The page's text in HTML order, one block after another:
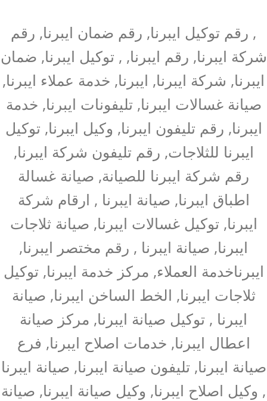
, رقم توكيل ايبرنا, رقم ضمان ايبرنا, رقم
شركة ايبرنا, رقم ايبرنا, , توكيل ايبرنا, ضمان
ايبرنا, شركة ايبرنا, ايبرنا, خدمة عملاء ايبرنا,
صيانة غسالات ايبرنا, تليفونات ايبرنا, خدمة
ايبرنا, رقم تليفون ايبرنا, وكيل ايبرنا, توكيل
ايبرنا للثلاجات, رقم تليفون شركة ايبرنا,
رقم شركة ايبرنا للصيانة, صيانة غسالة
اطباق ايبرنا, صيانة ايبرنا , ارقام شركة
ايبرنا, توكيل غسالات ايبرنا, صيانة ثلاجات
ايبرنا, صيانة ايبرنا , رقم مختصر ايبرنا,
ايبرناخدمة العملاء, مركز خدمة ايبرنا, توكيل
ثلاجات ايبرنا, الخط الساخن ايبرنا, صيانة
ايبرنا , توكيل صيانة ايبرنا, مركز صيانة
اعطال ايبرنا, خدمات اصلاح ايبرنا, فرع
صيانة ايبرنا, تليفون صيانة ايبرنا, صيانة ايبرنا
, وكيل اصلاح ايبرنا, وكيل صيانة ايبرنا, صيانة